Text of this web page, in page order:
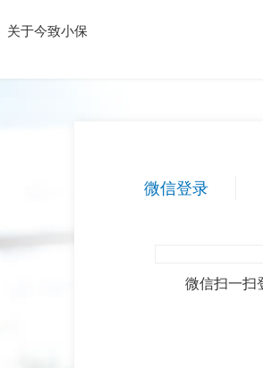
关于今致小保
微信登录
微信扫一扫